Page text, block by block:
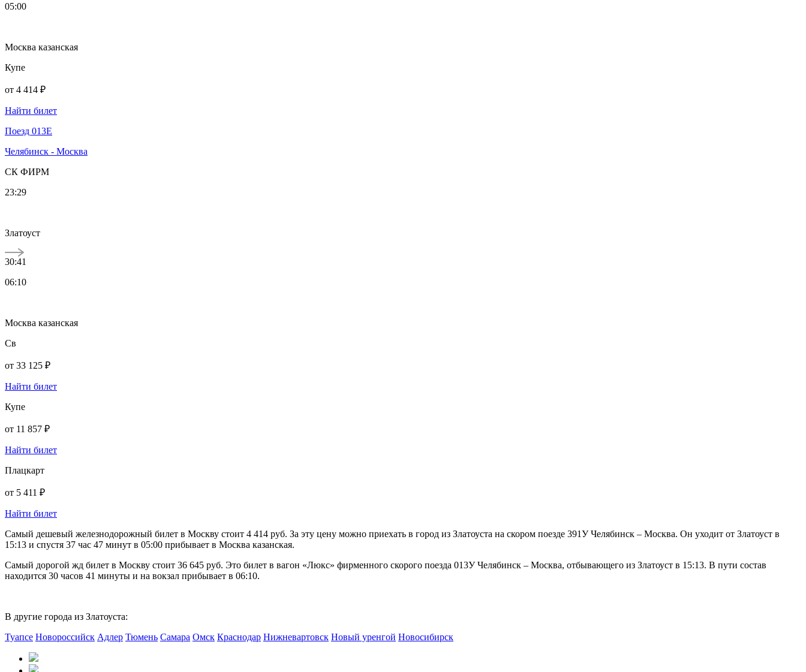
05:00
Москва казанская
Купе
от 4 414 ₽
Найти билет
Поезд 013Е
Челябинск - Москва
СК ФИРМ
23:29
Златоуст
30:41
06:10
Москва казанская
Св
от 33 125 ₽
Найти билет
Купе
от 11 857 ₽
Найти билет
Плацкарт
от 5 411 ₽
Найти билет
Самый дешевый железнодорожный билет в Москву стоит 4 414 руб. За эту цену можно приехать в город из Златоуста на скором поезде 391У Челябинск – Москва. Он уходит от Златоуст в
15:13 и спустя 37 час 47 минут в 05:00 прибывает в Москва казанская.
Самый дорогой жд билет в Москву стоит 36 645 руб. Это билет в вагон «Люкс» фирменного скорого поезда 013У Челябинск – Москва, отбывающего из Златоуст в 15:13. В пути состав
находится 30 часов 41 минуты и на вокзал прибывает в 06:10.
В другие города из Златоуста:
Туапсе Новороссийск Адлер Тюмень Самара Омск Краснодар Нижневартовск Новый уренгой Новосибирск